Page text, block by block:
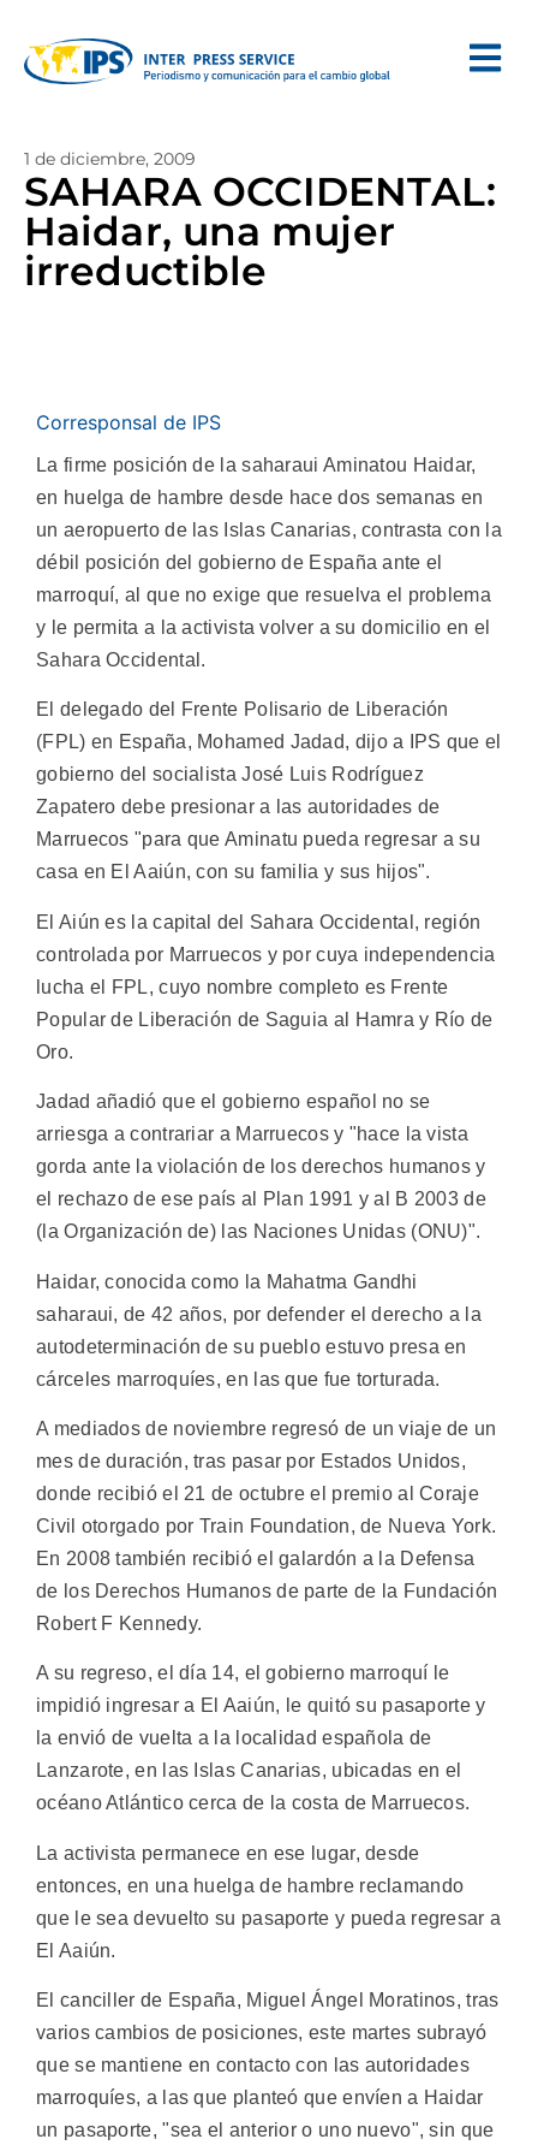
1 de diciembre, 2009
SAHARA OCCIDENTAL:
Haidar, una mujer
irreductible
Corresponsal de IPS
La firme posición de la saharaui Aminatou Haidar,
en huelga de hambre desde hace dos semanas en
un aeropuerto de las Islas Canarias, contrasta con la
débil posición del gobierno de España ante el
marroquí, al que no exige que resuelva el problema
y le permita a la activista volver a su domicilio en el
Sahara Occidental.
El delegado del Frente Polisario de Liberación
(FPL) en España, Mohamed Jadad, dijo a IPS que el
gobierno del socialista José Luis Rodríguez
Zapatero debe presionar a las autoridades de
Marruecos "para que Aminatu pueda regresar a su
casa en El Aaiún, con su familia y sus hijos".
El Aiún es la capital del Sahara Occidental, región
controlada por Marruecos y por cuya independencia
lucha el FPL, cuyo nombre completo es Frente
Popular de Liberación de Saguia al Hamra y Río de
Oro.
Jadad añadió que el gobierno español no se
arriesga a contrariar a Marruecos y "hace la vista
gorda ante la violación de los derechos humanos y
el rechazo de ese país al Plan 1991 y al B 2003 de
(la Organización de) las Naciones Unidas (ONU)".
Haidar, conocida como la Mahatma Gandhi
saharaui, de 42 años, por defender el derecho a la
autodeterminación de su pueblo estuvo presa en
cárceles marroquíes, en las que fue torturada.
A mediados de noviembre regresó de un viaje de un
mes de duración, tras pasar por Estados Unidos,
donde recibió el 21 de octubre el premio al Coraje
Civil otorgado por Train Foundation, de Nueva York.
En 2008 también recibió el galardón a la Defensa
de los Derechos Humanos de parte de la Fundación
Robert F Kennedy.
A su regreso, el día 14, el gobierno marroquí le
impidió ingresar a El Aaiún, le quitó su pasaporte y
la envió de vuelta a la localidad española de
Lanzarote, en las Islas Canarias, ubicadas en el
océano Atlántico cerca de la costa de Marruecos.
La activista permanece en ese lugar, desde
entonces, en una huelga de hambre reclamando
que le sea devuelto su pasaporte y pueda regresar a
El Aaiún.
El canciller de España, Miguel Ángel Moratinos, tras
varios cambios de posiciones, este martes subrayó
que se mantiene en contacto con las autoridades
marroquíes, a las que planteó que envíen a Haidar
un pasaporte, "sea el anterior o uno nuevo", sin que